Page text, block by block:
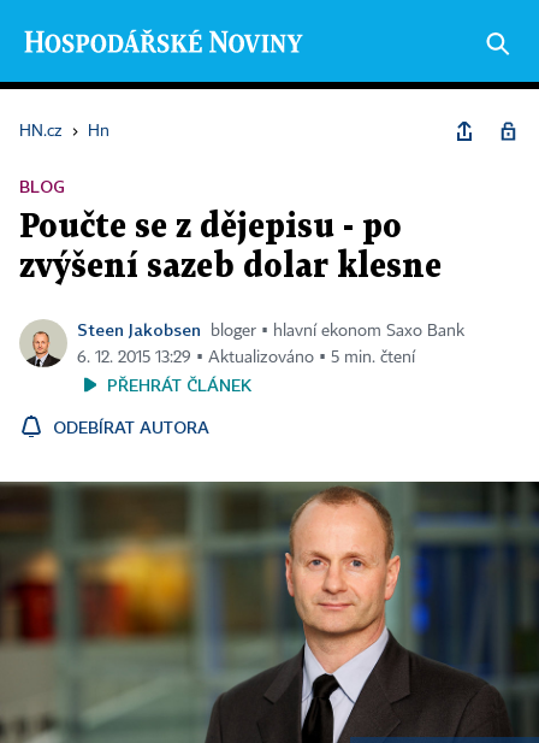
HN.cz › Hn
BLOG
Poučte se z dějepisu - po
zvýšení sazeb dolar klesne
Steen Jakobsen
bloger ▪ hlavní ekonom Saxo Bank
6. 12. 2015 13:29 ▪ Aktualizováno ▪ 5 min. čtení
PŘEHRÁT ČLÁNEK
ODEBÍRAT AUTORA